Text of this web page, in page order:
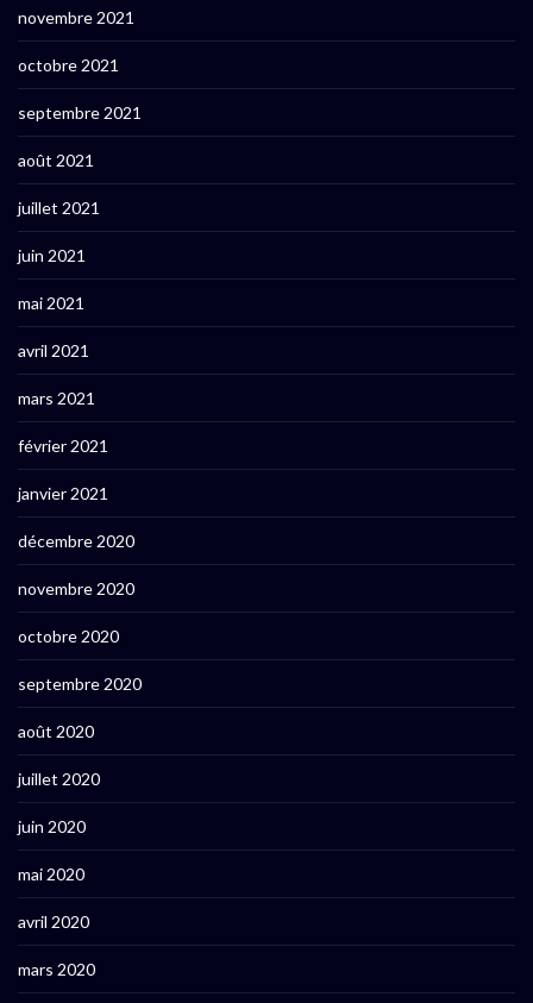
novembre 2021
octobre 2021
septembre 2021
août 2021
juillet 2021
juin 2021
mai 2021
avril 2021
mars 2021
février 2021
janvier 2021
décembre 2020
novembre 2020
octobre 2020
septembre 2020
août 2020
juillet 2020
juin 2020
mai 2020
avril 2020
mars 2020